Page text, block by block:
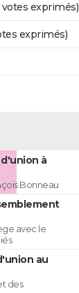
exprimés)
exprimés)
d'union à
Bonneau
avec le
au
des